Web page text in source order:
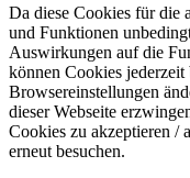
Da diese Cookies für die
und Funktionen
Auswirkungen auf die
können Cookies
Browsereinstellungen
dieser Webseite
Cookies zu akzeptieren /
erneut besuchen.